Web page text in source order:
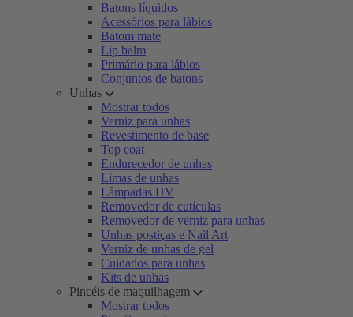
Batons líquidos
Acessórios para lábios
Batom mate
Lip balm
Primário para lábios
Conjuntos de batons
Unhas
Mostrar todos
Verniz para unhas
Revestimento de base
Top coat
Endurecedor de unhas
Limas de unhas
Lâmpadas UV
Removedor de cutículas
Removedor de verniz para unhas
Unhas postiças e Nail Art
Verniz de unhas de gel
Cuidados para unhas
Kits de unhas
Pincéis de maquilhagem
Mostrar todos